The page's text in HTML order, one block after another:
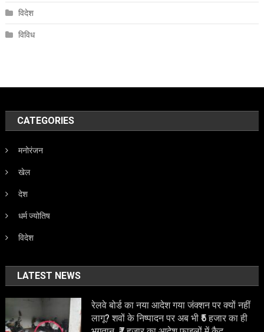
विदेश
विविध
CATEGORIES
मनोरंजन
खेल
देश
धर्म ज्योतिष
विदेश
LATEST NEWS
रेलवे बोर्ड का नया आदेश गया जंक्शन पर क्यों नहीं
लागू? शवों के निष्पादन पर अब भी ₹5 हजार का ही